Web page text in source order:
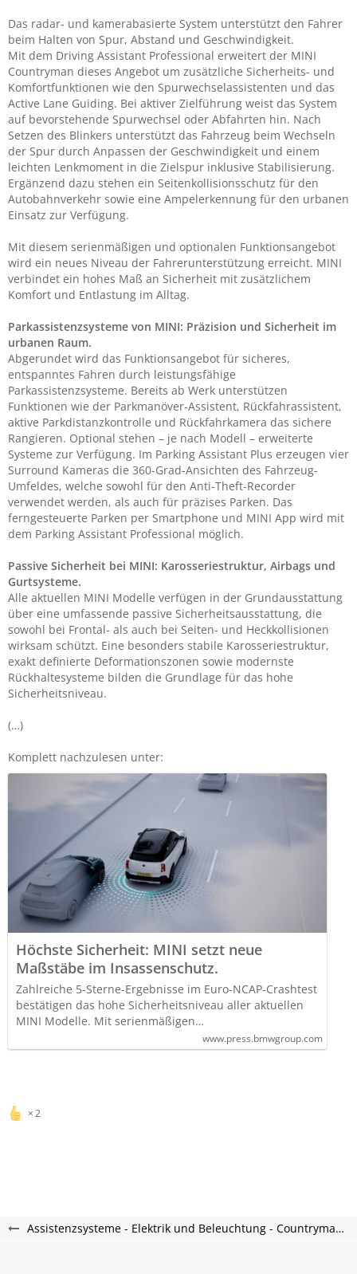
Das radar- und kamerabasierte System unterstützt den Fahrer
beim Halten von Spur, Abstand und Geschwindigkeit.
Mit dem Driving Assistant Professional erweitert der MINI
Countryman dieses Angebot um zusätzliche Sicherheits- und
Komfortfunktionen wie den Spurwechselassistenten und das
Active Lane Guiding. Bei aktiver Zielführung weist das System
auf bevorstehende Spurwechsel oder Abfahrten hin. Nach
Setzen des Blinkers unterstützt das Fahrzeug beim Wechseln
der Spur durch Anpassen der Geschwindigkeit und einem
leichten Lenkmoment in die Zielspur inklusive Stabilisierung.
Ergänzend dazu stehen ein Seitenkollisionsschutz für den
Autobahnverkehr sowie eine Ampelerkennung für den urbanen
Einsatz zur Verfügung.
Mit diesem serienmäßigen und optionalen Funktionsangebot
wird ein neues Niveau der Fahrerunterstützung erreicht. MINI
verbindet ein hohes Maß an Sicherheit mit zusätzlichem
Komfort und Entlastung im Alltag.
Parkassistenzsysteme von MINI: Präzision und Sicherheit im
urbanen Raum.
Abgerundet wird das Funktionsangebot für sicheres,
entspanntes Fahren durch leistungsfähige
Parkassistenzsysteme. Bereits ab Werk unterstützen
Funktionen wie der Parkmanöver‑Assistent, Rückfahrassistent,
aktive Parkdistanzkontrolle und Rückfahrkamera das sichere
Rangieren. Optional stehen – je nach Modell – erweiterte
Systeme zur Verfügung. Im Parking Assistant Plus erzeugen vier
Surround Kameras die 360-Grad-Ansichten des Fahrzeug-
Umfeldes, welche sowohl für den Anti-Theft-Recorder
verwendet werden, als auch für präzises Parken. Das
ferngesteuerte Parken per Smartphone und MINI App wird mit
dem Parking Assistant Professional möglich.
Passive Sicherheit bei MINI: Karosseriestruktur, Airbags und
Gurtsysteme.
Alle aktuellen MINI Modelle verfügen in der Grundausstattung
über eine umfassende passive Sicherheitsausstattung, die
sowohl bei Frontal‑ als auch bei Seiten‑ und Heckkollisionen
wirksam schützt. Eine besonders stabile Karosseriestruktur,
exakt definierte Deformationszonen sowie modernste
Rückhaltesysteme bilden die Grundlage für das hohe
Sicherheitsniveau.
(…)
Komplett nachzulesen unter:
Höchste Sicherheit: MINI setzt neue
Maßstäbe im Insassenschutz.
Zahlreiche 5-Sterne-Ergebnisse im Euro-NCAP-Crashtest
bestätigen das hohe Sicherheitsniveau aller aktuellen
MINI Modelle. Mit serienmäßigen…
www.press.bmwgroup.com
2
Assistenzsysteme - Elektrik und Beleuchtung - Countryman U25 Forum